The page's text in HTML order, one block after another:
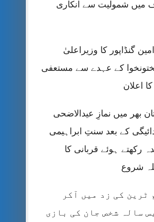
میں شمولیت سے انکاری
گنڈاپور کا وزیراعلیٰ
کے عہدے سے مستعفی
اعلان
بھر میں نمازِ عیدالاضحی
کے بعد سنتِ ابراہیمی
رکھتے ہوئے قربانی کا
شروع
ٹرین کی زد میں آکر
سالہ شخص جان کی بازی